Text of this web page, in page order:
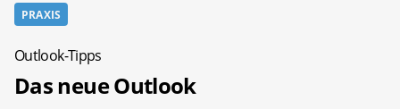
PRAXIS
Outlook-Tipps
Das neue Outlook